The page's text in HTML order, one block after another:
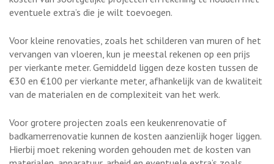
eventuele extra’s die je wilt toevoegen.
Voor kleine renovaties, zoals het schilderen van muren of het
vervangen van vloeren, kun je meestal rekenen op een prijs
per vierkante meter. Gemiddeld liggen deze kosten tussen de
€30 en €100 per vierkante meter, afhankelijk van de kwaliteit
van de materialen en de complexiteit van het werk.
Voor grotere projecten zoals een keukenrenovatie of
badkamerrenovatie kunnen de kosten aanzienlijk hoger liggen.
Hierbij moet rekening worden gehouden met de kosten van